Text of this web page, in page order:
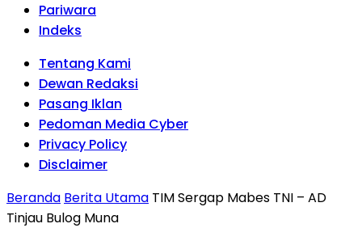
Pariwara
Indeks
Tentang Kami
Dewan Redaksi
Pasang Iklan
Pedoman Media Cyber
Privacy Policy
Disclaimer
Beranda Berita Utama TIM Sergap Mabes TNI – AD
Tinjau Bulog Muna